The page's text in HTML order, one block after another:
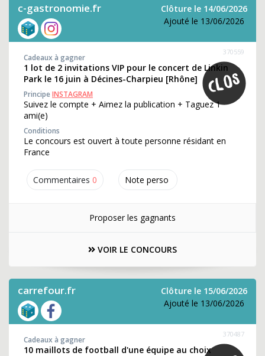
c-gastronomie.fr
Clôture le 14/06/2026
Ajouté le 13/06/2026
Commentaires 0 Note perso
370559
Cadeaux à gagner
1 lot de 2 invitations VIP pour le concert de Linkin
Park le 16 juin à Décines-Charpieu [Rhône]
PrincipeINSTAGRAM
Suivez le compte + Aimez la publication + Taguez 1
ami(e)
Conditions
Le concours est ouvert à toute personne résidant en
France
Proposer les gagnants
VOIR LE CONCOURS
carrefour.fr
Clôture le 15/06/2026
Ajouté le 13/06/2026
370487
Cadeaux à gagner
10 maillots de football d'une équipe au choix